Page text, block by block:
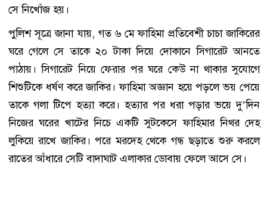
সে নিখোঁজ হয়।
পুলিশ সূত্রে জানা যায়, গত ৬ মে ফাহিমা প্রতিবেশী চাচা জাকিরের
ঘরে গেলে সে তাকে ২০ টাকা দিয়ে দোকানে সিগারেট আনতে
পাঠায়। সিগারেট নিয়ে ফেরার পর ঘরে কেউ না থাকার সুযোগে
শিশুটিকে ধর্ষণ করে জাকির। ফাহিমা অজ্ঞান হয়ে পড়লে ভয় পেয়ে
তাকে গলা টিপে হত্যা করে। হত্যার পর ধরা পড়ার ভয়ে দু’দিন
নিজের ঘরের খাটের নিচে একটি সুটকেসে ফাহিমার নিথর দেহ
লুকিয়ে রাখে জাকির। পরে মরদেহ থেকে গন্ধ ছড়াতে শুরু করলে
রাতের আঁধারে সেটি বাদাঘাট এলাকার ডোবায় ফেলে আসে সে।